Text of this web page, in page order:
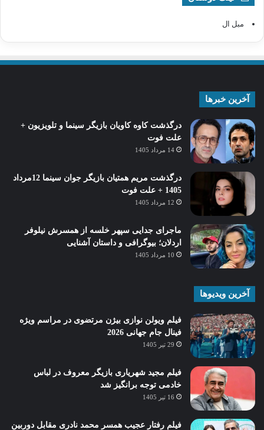
مبل ال
آخرین خبرها
درگذشت کاوه کاویان بازیگر سینما و تلویزیون +
علت فوت
14 مرداد 1405
درگذشت مریم همتیان بازیگر جوان سینما 12مرداد
1405 + علت فوت
12 مرداد 1405
ماجرای جدایی سپهر خلسه از همسرش نیلوفر
اردلان؛ بیوگرافی و داستان آشنایی
10 مرداد 1405
آخرین ویدیوها
فیلم ویولن نوازی بیژن مرتضوی در مراسم ویژه
فینال جام جهانی 2026
29 تیر 1405
فیلم مجید شهریاری بازیگر معروف در لباس
خادمی توجه برانگیز شد
16 تیر 1405
فیلم رفتار عجیب همسر محمد نادری مقابل دوربین